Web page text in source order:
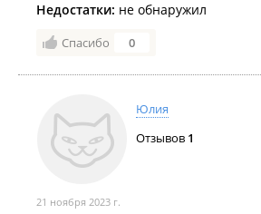
Недостатки: не обнаружил
Спасибо 0
Юлия
Отзывов 1
21 ноября 2023 г.